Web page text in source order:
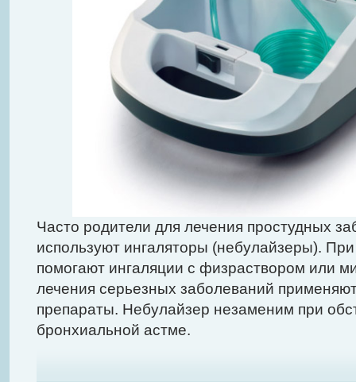
Часто родители для лечения простудных
используют ингаляторы (небулайзеры).
помогают ингаляции с физраствором или
лечения серьезных заболеваний
препараты. Небулайзер незаменим при
бронхиальной астме.